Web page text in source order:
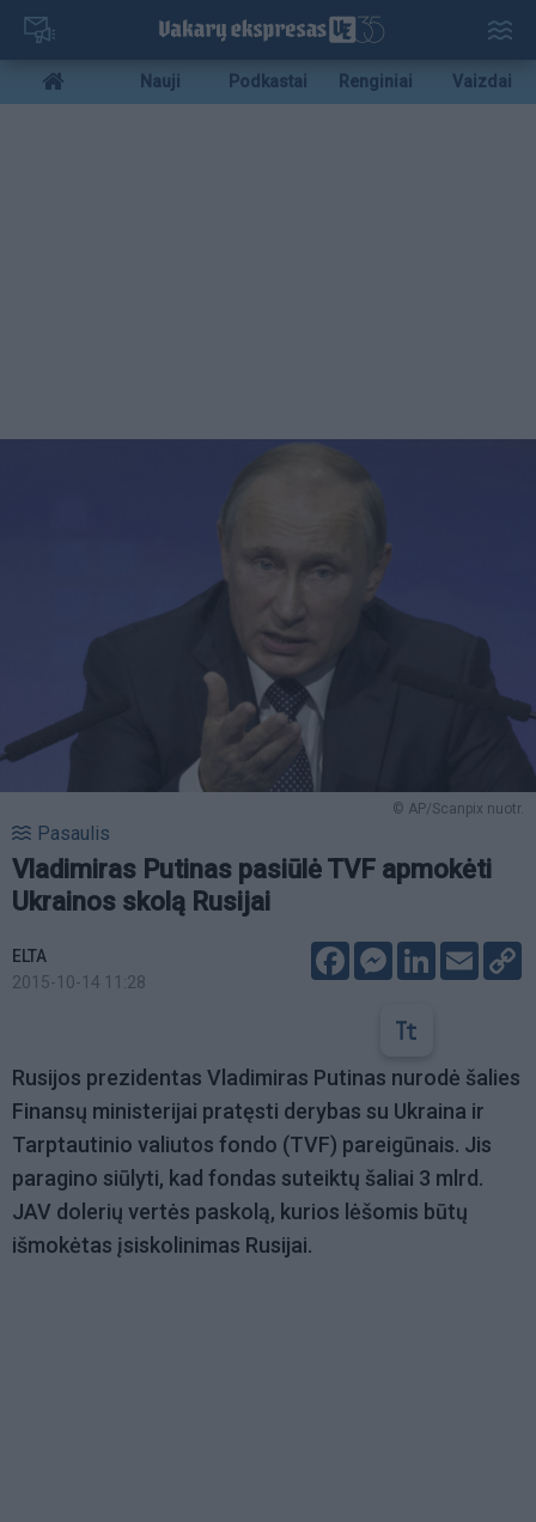
Pereiti
pagrindinį
turinį
Mobile
menu
Nauji Podkastai Renginiai Vaizdai
© AP/Scanpix nuotr.
Pasaulis
Vladimiras Putinas pasiūlė TVF apmokėti
Ukrainos skolą Rusijai
ELTA
2015-10-14 11:28
FacebookMessenger
LinkedIn
Email
Rusijos prezidentas Vladimiras Putinas nurodė šalies
Finansų ministerijai pratęsti derybas su Ukraina ir
Tarptautinio valiutos fondo (TVF) pareigūnais. Jis
paragino siūlyti, kad fondas suteiktų šaliai 3 mlrd.
JAV dolerių vertės paskolą, kurios lėšomis būtų
išmokėtas įsiskolinimas Rusijai.